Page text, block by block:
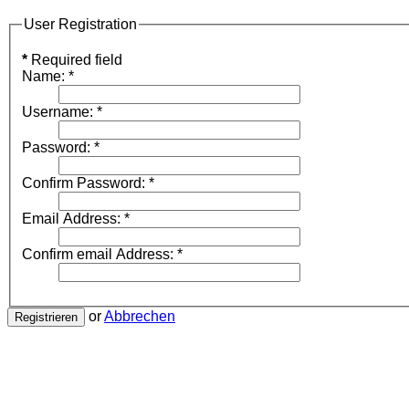
User Registration
* Required field
Name: *
Username: *
Password: *
Confirm Password: *
Email Address: *
Confirm email Address: *
Registrieren orAbbrechen